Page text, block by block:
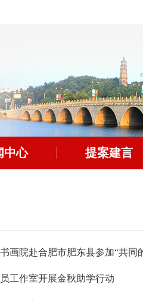
中心 提案建言
画院赴合肥市肥东县参加“共同
工作室开展金秋助学行动